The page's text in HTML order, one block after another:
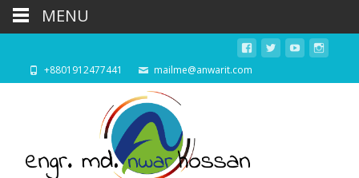
+8801912477441 mailme@anwarit.com
MENU